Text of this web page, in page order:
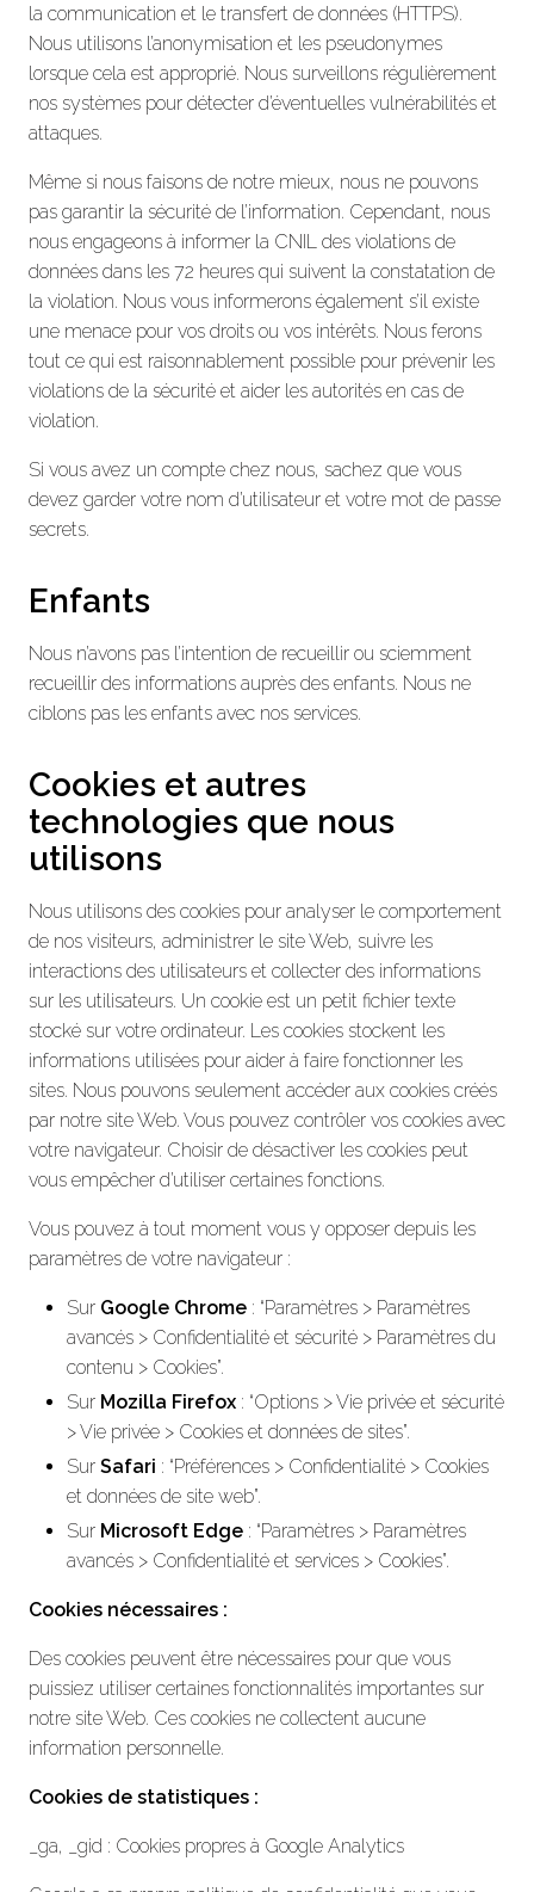
la communication et le transfert de données (HTTPS).
Nous utilisons l’anonymisation et les pseudonymes
lorsque cela est approprié. Nous surveillons régulièrement
nos systèmes pour détecter d’éventuelles vulnérabilités et
attaques.
Même si nous faisons de notre mieux, nous ne pouvons
pas garantir la sécurité de l’information. Cependant, nous
nous engageons à informer la CNIL des violations de
données dans les 72 heures qui suivent la constatation de
la violation. Nous vous informerons également s’il existe
une menace pour vos droits ou vos intérêts. Nous ferons
tout ce qui est raisonnablement possible pour prévenir les
violations de la sécurité et aider les autorités en cas de
violation.
Si vous avez un compte chez nous, sachez que vous
devez garder votre nom d’utilisateur et votre mot de passe
secrets.
Enfants
Nous n’avons pas l’intention de recueillir ou sciemment
recueillir des informations auprès des enfants. Nous ne
ciblons pas les enfants avec nos services.
Cookies et autres
technologies que nous
utilisons
Nous utilisons des cookies pour analyser le comportement
de nos visiteurs, administrer le site Web, suivre les
interactions des utilisateurs et collecter des informations
sur les utilisateurs. Un cookie est un petit fichier texte
stocké sur votre ordinateur. Les cookies stockent les
informations utilisées pour aider à faire fonctionner les
sites. Nous pouvons seulement accéder aux cookies créés
par notre site Web. Vous pouvez contrôler vos cookies avec
votre navigateur. Choisir de désactiver les cookies peut
vous empêcher d’utiliser certaines fonctions.
Vous pouvez à tout moment vous y opposer depuis les
paramètres de votre navigateur :
Sur Google Chrome : “Paramètres > Paramètres
avancés > Confidentialité et sécurité > Paramètres du
contenu > Cookies”.
Sur Mozilla Firefox : “Options > Vie privée et sécurité
> Vie privée > Cookies et données de sites”.
Sur Safari : “Préférences > Confidentialité > Cookies
et données de site web”.
Sur Microsoft Edge : “Paramètres > Paramètres
avancés > Confidentialité et services > Cookies”.
Cookies nécessaires :
Des cookies peuvent être nécessaires pour que vous
puissiez utiliser certaines fonctionnalités importantes sur
notre site Web. Ces cookies ne collectent aucune
information personnelle.
Cookies de statistiques :
_ga, _gid : Cookies propres à Google Analytics